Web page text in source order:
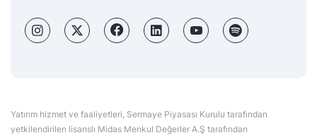
Yatırım hizmet ve faaliyetleri, Sermaye Piyasası Kurulu tarafından
yetkilendirilen lisanslı Midas Menkul Değerler A.Ş tarafından